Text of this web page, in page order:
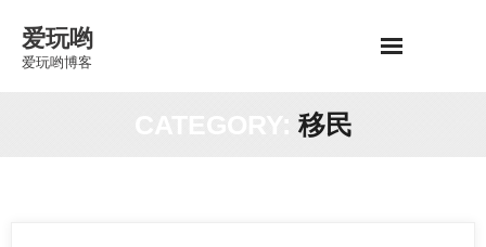
content
爱玩哟
爱玩哟博客
CATEGORY: 移民